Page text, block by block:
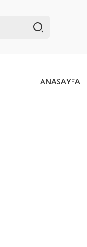
ANASAYFA